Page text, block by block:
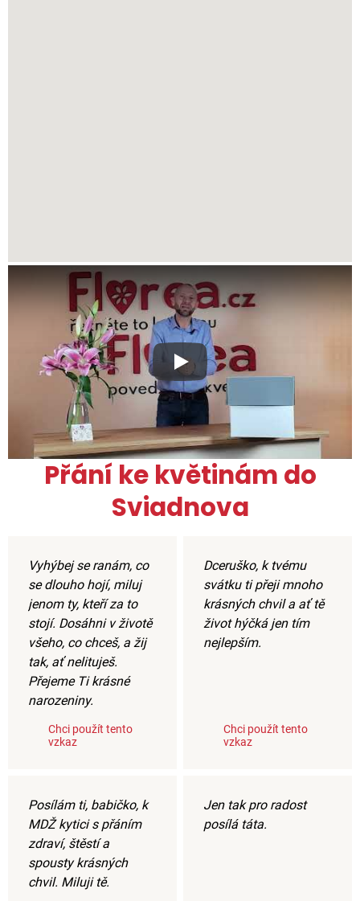
Xxx
Přání ke květinám do
Sviadnova
Vyhýbej se ranám, co
se dlouho hojí, miluj
jenom ty, kteří za to
stojí. Dosáhni v životě
všeho, co chceš, a žij
tak, ať nelituješ.
Přejeme Ti krásné
narozeniny.
Chci použít tento
vzkaz
Dceruško, k tvému
svátku ti přeji mnoho
krásných chvil a ať tě
život hýčká jen tím
nejlepším.
Chci použít tento
vzkaz
Posílám ti, babičko, k
MDŽ kytici s přáním
zdraví, štěstí a
spousty krásných
chvil. Miluji tě.
Jen tak pro radost
posílá táta.